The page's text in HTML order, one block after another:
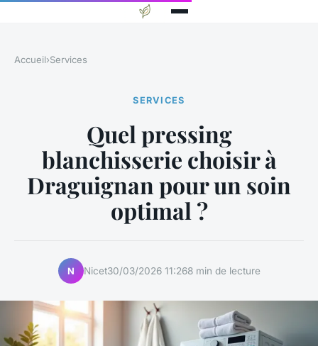
Accueil›Services
SERVICES
Quel pressing
blanchisserie choisir à
Draguignan pour un soin
optimal ?
N Nicet30/03/2026 11:268 min de lecture